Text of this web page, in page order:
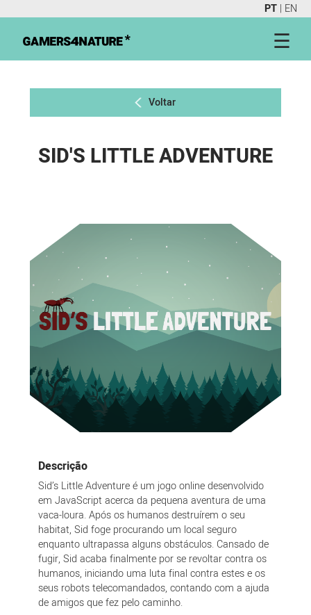
PT | EN
☰
Voltar
SID'S LITTLE ADVENTURE
Descrição
Sid’s Little Adventure é um jogo online desenvolvido
em JavaScript acerca da pequena aventura de uma
vaca-loura. Após os humanos destruírem o seu
habitat, Sid foge procurando um local seguro
enquanto ultrapassa alguns obstáculos. Cansado de
fugir, Sid acaba finalmente por se revoltar contra os
humanos, iniciando uma luta final contra estes e os
seus robots telecomandados, contando com a ajuda
de amigos que fez pelo caminho.